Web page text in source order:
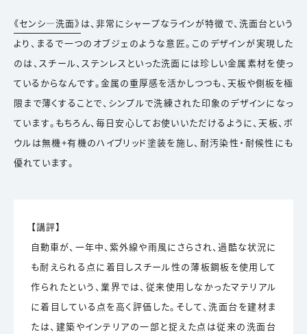
《センシ―洗面》 は、非常にシャープなラインが特徴で、洗面台という
より、まるで一つのオブジェのような意匠。このデザインが実現した
のは、スチール、ステンレスといった洗面には珍しい金属素材を使っ
ているからなんです。金属の重厚感を活かしつつも、天板や側板を極
限まで薄くすることで、シンプルで洗練された印象のデザインになっ
ています。もちろん、毎日安心してお使いいただけるように、天板、ボ
ウルは無機+有機のハイブリッド塗装を施し、耐汚染性・耐候性にも
優れています。
【講評】
自動車が、一年中、紫外線や雨風にさらされ、過酷な状況に
も耐えられる点に着目しスチール性の薄板鋼板を使用して
作られたという、業界では、従来使用しなかったマテリアル
に着目している点を高く評価した。そして、洗面台を建材ま
たは、建築やインテリアの一部と捉えた点は従来の洗面台